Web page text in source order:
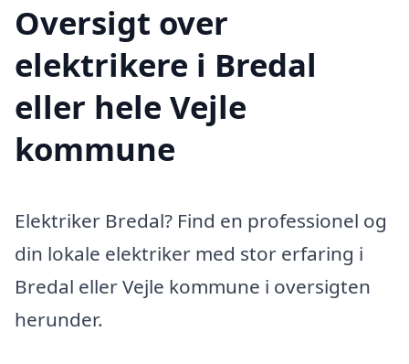
Oversigt over
elektrikere i Bredal
eller hele Vejle
kommune
Elektriker Bredal? Find en professionel og
din lokale elektriker med stor erfaring i
Bredal eller Vejle kommune i oversigten
herunder.